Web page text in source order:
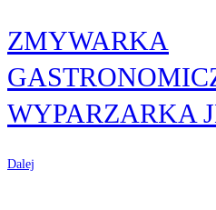
ZMYWARKA
WYPARZARKA
Dalej